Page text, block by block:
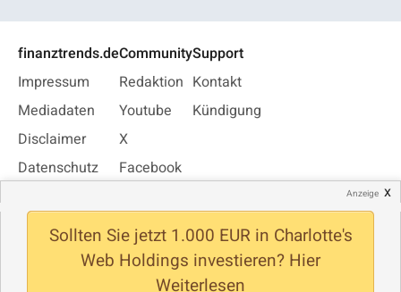
Anzeige x
Sollten Sie jetzt 1.000 EUR in Charlotte's
Web Holdings investieren? Hier
Weiterlesen
finanztrends.de
Impressum
Mediadaten
Disclaimer
Datenschutz
Newsletter
Community
Redaktion
Youtube
X
Facebook
WhatsApp
Support
Kontakt
Kündigung